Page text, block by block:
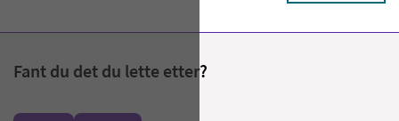
Fant du det du lette etter?